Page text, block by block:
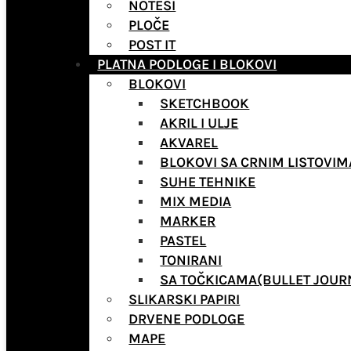
NOTESI
PLOČE
POST IT
PLATNA PODLOGE I BLOKOVI
BLOKOVI
SKETCHBOOK
AKRIL I ULJE
AKVAREL
BLOKOVI SA CRNIM
SUHE TEHNIKE
MIX MEDIA
MARKER
PASTEL
TONIRANI
SA TOČKICAMA(BULLET
SLIKARSKI PAPIRI
DRVENE PODLOGE
MAPE